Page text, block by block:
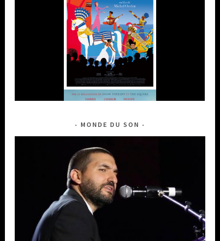
MONDE DU SON